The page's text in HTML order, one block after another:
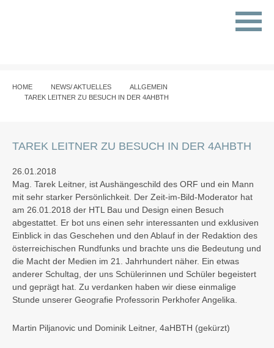
HOME NEWS/ AKTUELLES
ALLGEMEIN
TAREK LEITNER ZU BESUCH IN DER 4AHBTH
TAREK LEITNER ZU BESUCH IN DER 4AHBTH
26.01.2018
Mag. Tarek Leitner, ist Aushängeschild des ORF und ein Mann
mit sehr starker Persönlichkeit. Der Zeit-im-Bild-Moderator hat
am 26.01.2018 der HTL Bau und Design einen Besuch
abgestattet. Er bot uns einen sehr interessanten und exklusiven
Einblick in das Geschehen und den Ablauf in der Redaktion des
österreichischen Rundfunks und brachte uns die Bedeutung und
die Macht der Medien im 21. Jahrhundert näher. Ein etwas
anderer Schultag, der uns Schülerinnen und Schüler begeistert
und geprägt hat. Zu verdanken haben wir diese einmalige
Stunde unserer Geografie Professorin Perkhofer Angelika.
Martin Piljanovic und Dominik Leitner, 4aHBTH (gekürzt)